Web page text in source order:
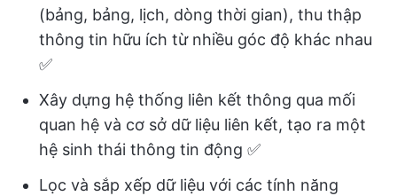
(bảng, bảng, lịch, dòng thời gian), thu thập
thông tin hữu ích từ nhiều góc độ khác nhau
✅
Xây dựng hệ thống liên kết thông qua mối
quan hệ và cơ sở dữ liệu liên kết, tạo ra một
hệ sinh thái thông tin động ✅
Lọc và sắp xếp dữ liệu với các tính năng